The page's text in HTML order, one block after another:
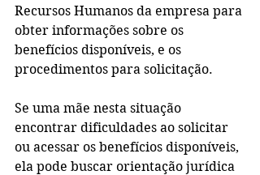
Recursos Humanos da empresa para
obter informações sobre os
benefícios disponíveis, e os
procedimentos para solicitação.
Se uma mãe nesta situação
encontrar dificuldades ao solicitar
ou acessar os benefícios disponíveis,
ela pode buscar orientação jurídica